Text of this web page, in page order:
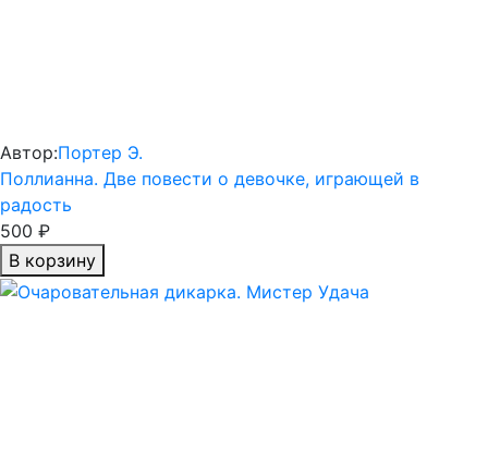
Автор:Портер Э.
Поллианна. Две повести о девочке, играющей в
радость
500 ₽
В корзину